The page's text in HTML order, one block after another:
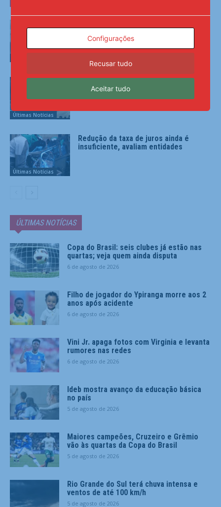
Últimas Notícias
Rio Grande do Sul terá chuva intensa e
ventos de até 100 km/h
Últimas Notícias
Redução da taxa de juros ainda é
insuficiente, avaliam entidades
ÚLTIMAS NOTÍCIAS
Copa do Brasil: seis clubes já estão nas
quartas; veja quem ainda disputa
6 de agosto de 2026
Filho de jogador do Ypiranga morre aos 2
anos após acidente
6 de agosto de 2026
Vini Jr. apaga fotos com Virginia e levanta
rumores nas redes
6 de agosto de 2026
Ideb mostra avanço da educação básica
no país
5 de agosto de 2026
Maiores campeões, Cruzeiro e Grêmio
vão às quartas da Copa do Brasil
5 de agosto de 2026
Rio Grande do Sul terá chuva intensa e
ventos de até 100 km/h
5 de agosto de 2026
Configurações
Recusar tudo
Aceitar tudo